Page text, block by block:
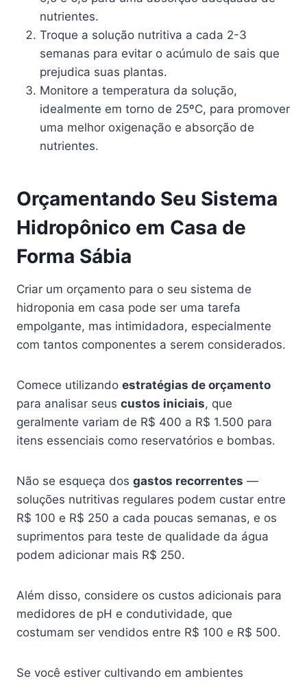
nutrientes.
Troque a solução nutritiva a cada 2-3
semanas para evitar o acúmulo de sais que
prejudica suas plantas.
Monitore a temperatura da solução,
idealmente em torno de 25ºC, para promover
uma melhor oxigenação e absorção de
nutrientes.
Orçamentando Seu Sistema
Hidropônico em Casa de
Forma Sábia
Criar um orçamento para o seu sistema de
hidroponia em casa pode ser uma tarefa
empolgante, mas intimidadora, especialmente
com tantos componentes a serem considerados.
Comece utilizando estratégias de orçamento
para analisar seus custos iniciais, que
geralmente variam de R$ 400 a R$ 1.500 para
itens essenciais como reservatórios e bombas.
Não se esqueça dos gastos recorrentes —
soluções nutritivas regulares podem custar entre
R$ 100 e R$ 250 a cada poucas semanas, e os
suprimentos para teste de qualidade da água
podem adicionar mais R$ 250.
Além disso, considere os custos adicionais para
medidores de pH e condutividade, que
costumam ser vendidos entre R$ 100 e R$ 500.
Se você estiver cultivando em ambientes